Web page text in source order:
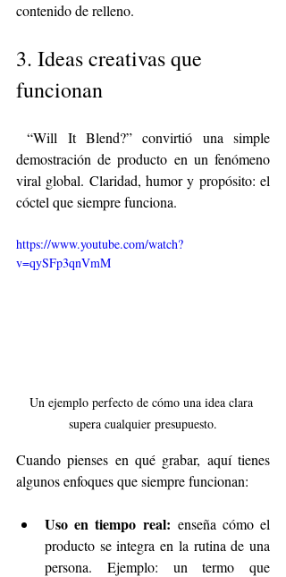
contenido de relleno.
3. Ideas creativas que
funcionan
“Will It Blend?” convirtió una simple
demostración de producto en un fenómeno
viral global. Claridad, humor y propósito: el
cóctel que siempre funciona.
https://www.youtube.com/watch?
v=qySFp3qnVmM
Un ejemplo perfecto de cómo una idea clara
supera cualquier presupuesto.
Cuando pienses en qué grabar, aquí tienes
algunos enfoques que siempre funcionan:
Uso en tiempo real: enseña cómo el
producto se integra en la rutina de una
persona. Ejemplo: un termo que